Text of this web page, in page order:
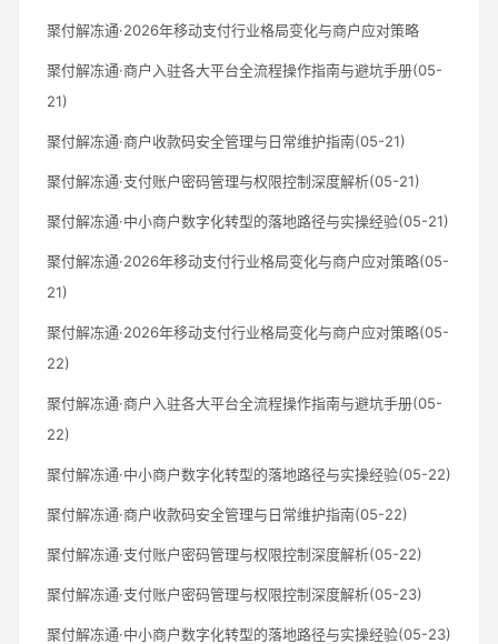
聚付解冻通·2026年移动支付行业格局变化与商户应对策略
聚付解冻通·商户入驻各大平台全流程操作指南与避坑手册(05-
21)
聚付解冻通·商户收款码安全管理与日常维护指南(05-21)
聚付解冻通·支付账户密码管理与权限控制深度解析(05-21)
聚付解冻通·中小商户数字化转型的落地路径与实操经验(05-21)
聚付解冻通·2026年移动支付行业格局变化与商户应对策略(05-
21)
聚付解冻通·2026年移动支付行业格局变化与商户应对策略(05-
22)
聚付解冻通·商户入驻各大平台全流程操作指南与避坑手册(05-
22)
聚付解冻通·中小商户数字化转型的落地路径与实操经验(05-22)
聚付解冻通·商户收款码安全管理与日常维护指南(05-22)
聚付解冻通·支付账户密码管理与权限控制深度解析(05-22)
聚付解冻通·支付账户密码管理与权限控制深度解析(05-23)
聚付解冻通·中小商户数字化转型的落地路径与实操经验(05-23)